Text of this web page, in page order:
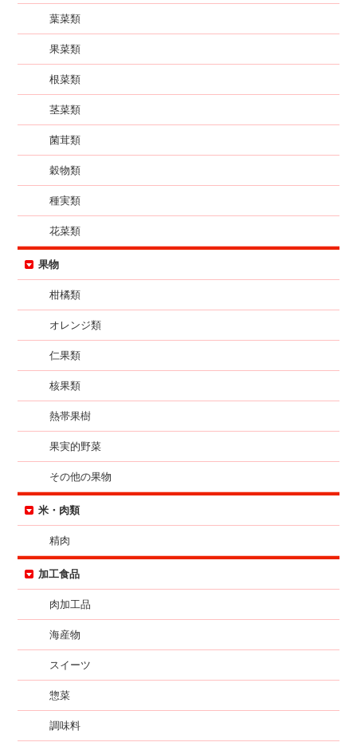
葉菜類
果菜類
根菜類
茎菜類
菌茸類
穀物類
種実類
花菜類
果物
柑橘類
オレンジ類
仁果類
核果類
熱帯果樹
果実的野菜
その他の果物
米・肉類
精肉
加工食品
肉加工品
海産物
スイーツ
惣菜
調味料